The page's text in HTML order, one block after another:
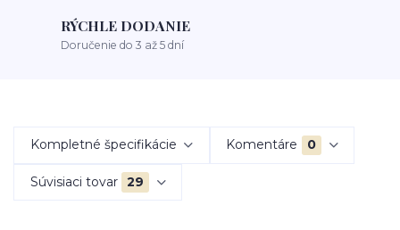
RÝCHLE DODANIE
Doručenie do 3 až 5 dní
Kompletné špecifikácie Komentáre 0
Súvisiaci tovar 29